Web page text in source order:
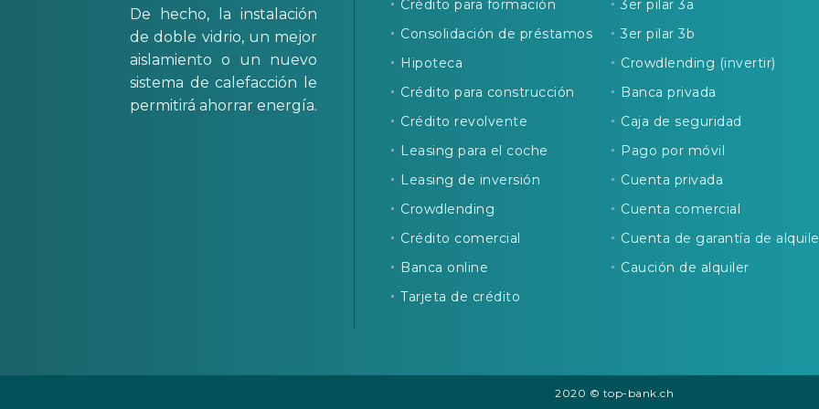
De hecho, la instalación
de doble vidrio, un mejor
aislamiento o un nuevo
sistema de calefacción le
permitirá ahorrar energía.
Crédito para formación
Consolidación de préstamos
Hipoteca
Crédito para construcción
Crédito revolvente
Leasing para el coche
Leasing de inversión
Crowdlending
Crédito comercial
Banca online
Tarjeta de crédito
3er pilar 3a
3er pilar 3b
Crowdlending (invertir)
Banca privada
Caja de seguridad
Pago por móvil
Cuenta privada
Cuenta comercial
Cuenta de garantía de
Caución de alquiler
2020 © top-bank.ch